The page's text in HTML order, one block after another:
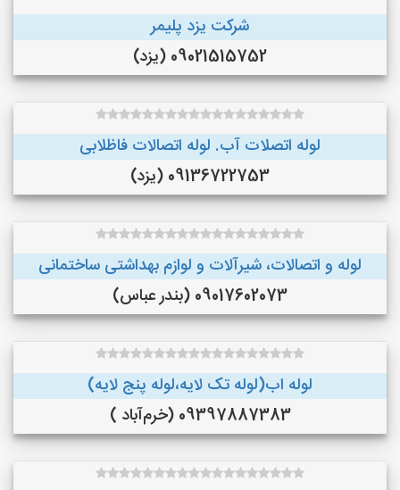
شرکت یزد پلیمر
09021515752 (یزد)
لوله اتصلات آب. لوله اتصالات فاظلابی
09136722753 (یزد)
لوله و اتصالات، شیرآلات و لوازم بهداشتی ساختمانی
09017602073 (بندر عباس)
لوله اب(لوله تک لایه،لوله پنج لایه)
09397887383 (خرم‌آباد )